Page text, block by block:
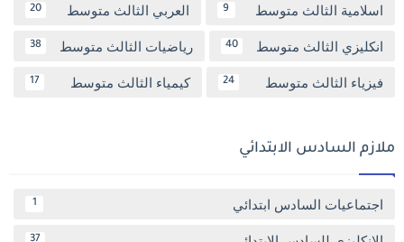
اسلامية الثالث متوسط 9 العربي الثالث متوسط 20
انكليزي الثالث متوسط 40 رياضيات الثالث متوسط 38
فيزياء الثالث متوسط 24 كيمياء الثالث متوسط 17
ملازم السادس الابتدائي
اجتماعيات السادس ابتدائي 1